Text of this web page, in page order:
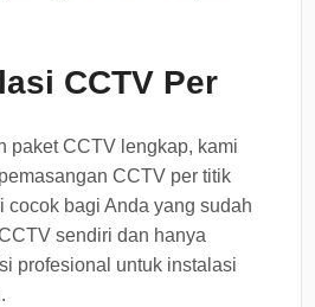
CCTV Per
paket CCTV lengkap, kami
CCTV per titik
cocok bagi Anda yang sudah
sendiri dan hanya
profesional untuk instalasi